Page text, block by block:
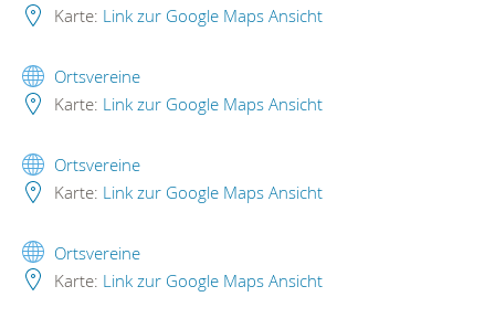
Karte: Link zur Google Maps Ansicht
Ortsvereine
Karte: Link zur Google Maps Ansicht
Ortsvereine
Karte: Link zur Google Maps Ansicht
Ortsvereine
Karte: Link zur Google Maps Ansicht